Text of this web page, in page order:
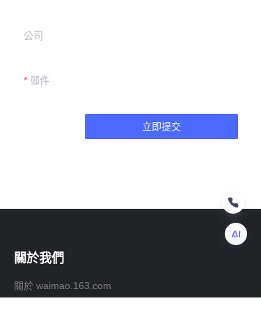
公司
郵件
立即提交
關於我們
關於 waimao.163.com